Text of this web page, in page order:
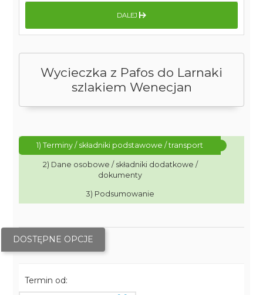
Wycieczka z Pafos do Larnaki
szlakiem Wenecjan
1) Terminy / składniki podstawowe / transport
2) Dane osobowe / składniki dodatkowe /
dokumenty
3) Podsumowanie
DOSTĘPNE OPCJE
Termin od:
DALEJ